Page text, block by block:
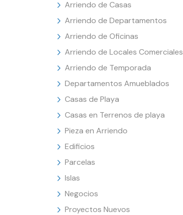
Arriendo de Casas
Arriendo de Departamentos
Arriendo de Oficinas
Arriendo de Locales Comerciales
Arriendo de Temporada
Departamentos Amueblados
Casas de Playa
Casas en Terrenos de playa
Pieza en Arriendo
Edificios
Parcelas
Islas
Negocios
Proyectos Nuevos